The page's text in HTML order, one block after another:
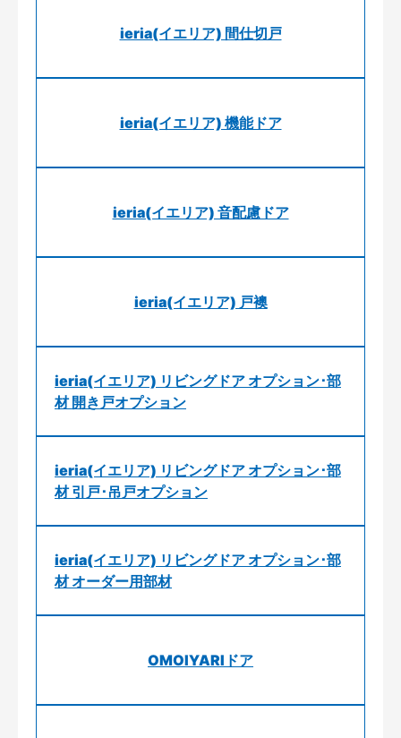
ieria(イエリア) 間仕切戸
ieria(イエリア) 機能ドア
ieria(イエリア) 音配慮ドア
ieria(イエリア) 戸襖
ieria(イエリア) リビングドア オプション･部
材 開き戸オプション
ieria(イエリア) リビングドア オプション･部
材 引戸･吊戸オプション
ieria(イエリア) リビングドア オプション･部
材 オーダー用部材
OMOIYARIドア